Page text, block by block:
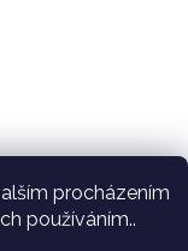
procházením
používáním..